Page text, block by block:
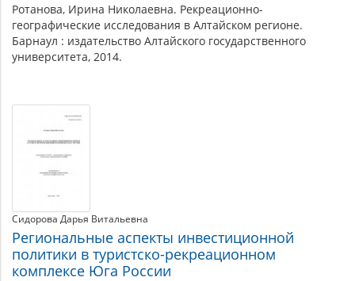
Ротанова, Ирина Николаевна. Рекреационно-
географические исследования в Алтайском регионе.
Барнаул : издательство Алтайского государственного
университета, 2014.
Сидорова Дарья Витальевна
Региональные аспекты инвестиционной
политики в туристско-рекреационном
комплексе Юга России